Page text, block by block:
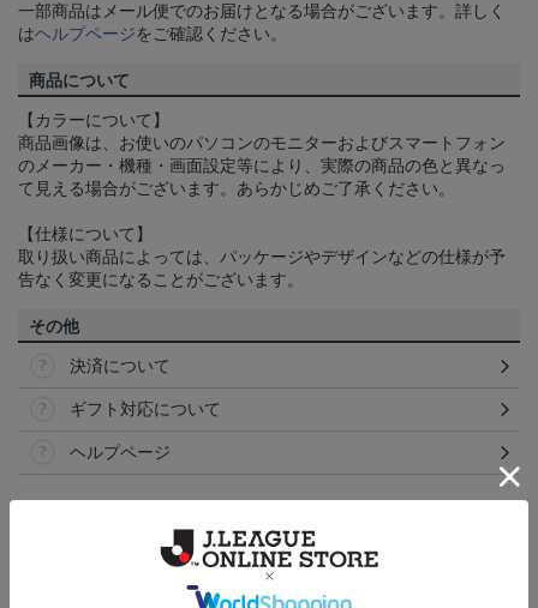
一部商品はメール便でのお届けとなる場合がございます。詳しく
はヘルプページをご確認ください。
商品について
【カラーについて】
商品画像は、お使いのパソコンのモニターおよびスマートフォン
のメーカー・機種・画面設定等により、実際の商品の色と異なっ
て見える場合がございます。あらかじめご了承ください。
【仕様について】
取り扱い商品によっては、パッケージやデザインなどの仕様が予
告なく変更になることがございます。
その他
決済について
ギフト対応について
ヘルプページ